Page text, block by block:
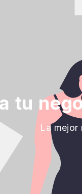
tu
La mejor